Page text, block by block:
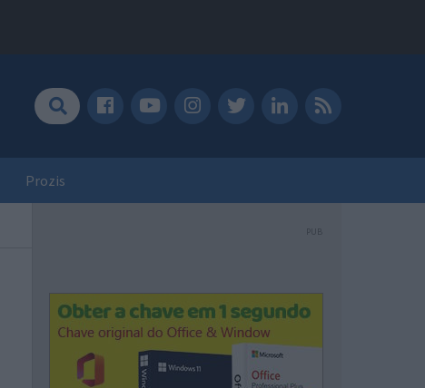
Prozis
PUB